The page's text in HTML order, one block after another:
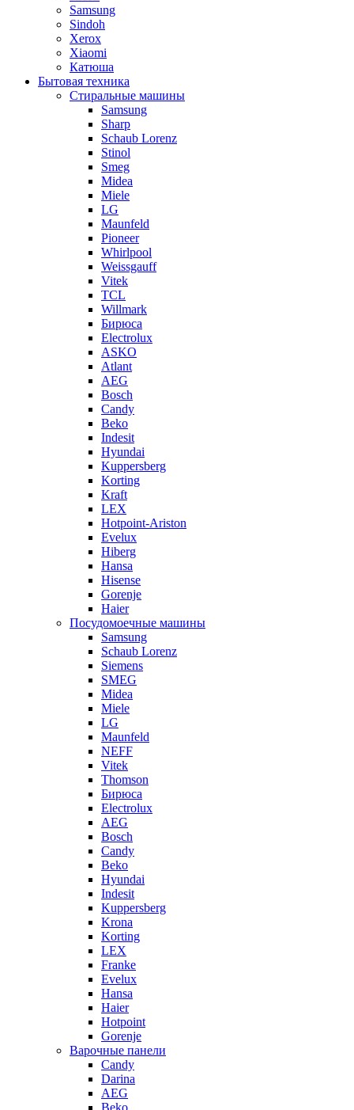
Samsung
Sindoh
Xerox
Xiaomi
Катюша
Бытовая техника
Стиральные машины
Samsung
Sharp
Schaub Lorenz
Stinol
Smeg
Midea
Miele
LG
Maunfeld
Pioneer
Whirlpool
Weissgauff
Vitek
TCL
Willmark
Бирюса
Electrolux
ASKO
Atlant
AEG
Bosch
Candy
Beko
Indesit
Hyundai
Kuppersberg
Korting
Kraft
LEX
Hotpoint-Ariston
Evelux
Hiberg
Hansa
Hisense
Gorenje
Haier
Посудомоечные машины
Samsung
Schaub Lorenz
Siemens
SMEG
Midea
Miele
LG
Maunfeld
NEFF
Vitek
Thomson
Бирюса
Electrolux
AEG
Bosch
Candy
Beko
Hyundai
Indesit
Kuppersberg
Krona
Korting
LEX
Franke
Evelux
Hansa
Haier
Hotpoint
Gorenje
Варочные панели
Candy
Darina
AEG